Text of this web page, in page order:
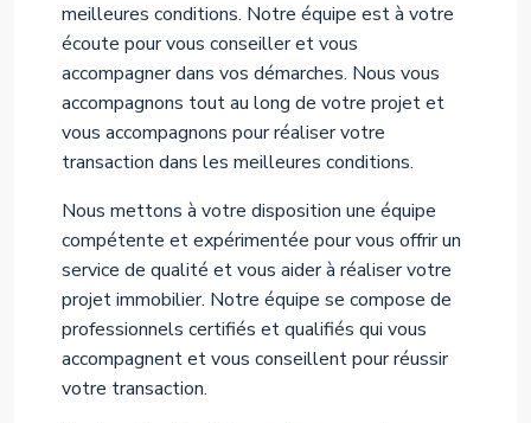
meilleures conditions. Notre équipe est à votre
écoute pour vous conseiller et vous
accompagner dans vos démarches. Nous vous
accompagnons tout au long de votre projet et
vous accompagnons pour réaliser votre
transaction dans les meilleures conditions.
Nous mettons à votre disposition une équipe
compétente et expérimentée pour vous offrir un
service de qualité et vous aider à réaliser votre
projet immobilier. Notre équipe se compose de
professionnels certifiés et qualifiés qui vous
accompagnent et vous conseillent pour réussir
votre transaction.